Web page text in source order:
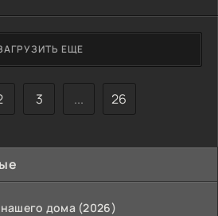
будут другого рода. Не только
угрозы: друзья, которые
ловкие политические игры и
теряет близких. Кажется, всё
эти удары
ЕЩЕ
3 ... 26
дома (2026)